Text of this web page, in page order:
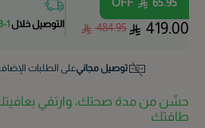
419.00
484.95 التوصيل خلال 1-3 Business Days
توصيل مجانيعلى الطلبات
حسِّن من مدة صحتك، وارتقي
طاقتك